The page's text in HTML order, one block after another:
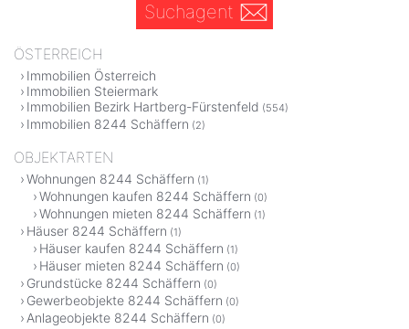
Suchagent
ÖSTERREICH
Immobilien Österreich
Immobilien Steiermark
Immobilien Bezirk Hartberg-Fürstenfeld (554)
Immobilien 8244 Schäffern (2)
OBJEKTARTEN
Wohnungen 8244 Schäffern (1)
Wohnungen kaufen 8244 Schäffern (0)
Wohnungen mieten 8244 Schäffern (1)
Häuser 8244 Schäffern (1)
Häuser kaufen 8244 Schäffern (1)
Häuser mieten 8244 Schäffern (0)
Grundstücke 8244 Schäffern (0)
Gewerbeobjekte 8244 Schäffern (0)
Anlageobjekte 8244 Schäffern (0)